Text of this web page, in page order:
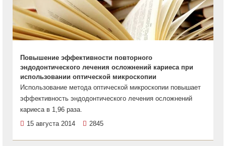
Повышение эффективности повторного
эндодонтического лечения осложнений кариеса при
использовании оптической микроскопии
Использование метода оптической микроскопии повышает
эффективность эндодонтического лечения осложнений
кариеса в 1,96 раза.
15 августа 2014
2845